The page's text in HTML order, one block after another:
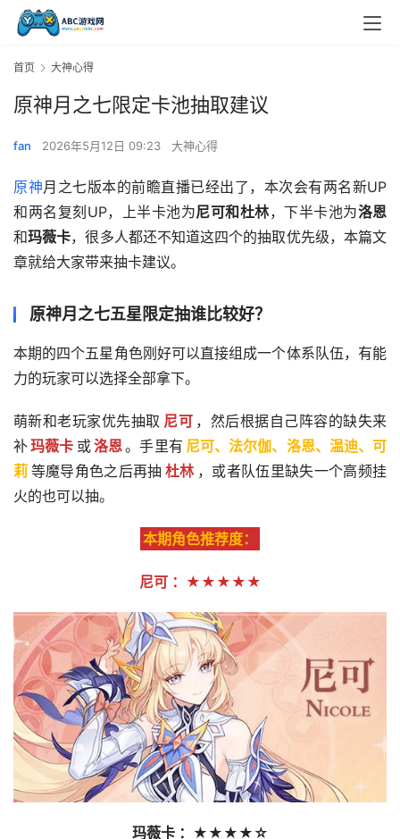
首页 大神心得
原神月之七限定卡池抽取建议
fan 2026年5月12日 09:23 大神心得
原神月之七版本的前瞻直播已经出了，本次会有两名新UP
和两名复刻UP，上半卡池为尼可和杜林，下半卡池为洛恩
和玛薇卡，很多人都还不知道这四个的抽取优先级，本篇文
章就给大家带来抽卡建议。
原神月之七五星限定抽谁比较好？
本期的四个五星角色刚好可以直接组成一个体系队伍，有能
力的玩家可以选择全部拿下。
萌新和老玩家优先抽取 尼可 ，然后根据自己阵容的缺失来
补玛薇卡 或洛恩。手里有 尼可、法尔伽、洛恩、温迪、可
莉 等魔导角色之后再抽 杜林 ，或者队伍里缺失一个高频挂
火的也可以抽。
本期角色推荐度：
尼可 ：★★★★★
玛薇卡 ：★★★★☆